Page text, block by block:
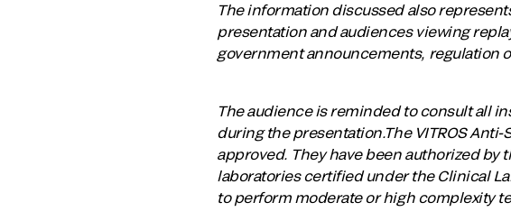
The information discussed also
presentation and audiences viewing
government announcements, regulation
The audience is reminded to consult all
during the presentation.The VITROS Anti-
approved. They have been authorized by
laboratories certified under the Clinical
to perform moderate or high complexity